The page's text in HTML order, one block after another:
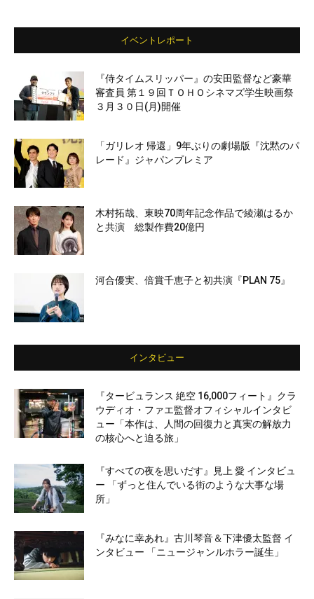
イベントレポート
『侍タイムスリッパー』の安田監督など豪華
審査員 第１９回ＴＯＨＯシネマズ学生映画祭
３月３０日(月)開催
「ガリレオ 帰還」9年ぶりの劇場版『沈黙のパ
レード』ジャパンプレミア
木村拓哉、東映70周年記念作品で綾瀬はるか
と共演 総製作費20億円
河合優実、倍賞千恵子と初共演『PLAN 75』
インタビュー
『タービュランス 絶空 16,000フィート』クラ
ウディオ・ファエ監督オフィシャルインタビ
ュー「本作は、人間の回復力と真実の解放力
の核心へと迫る旅」
『すべての夜を思いだす』見上 愛 インタビュ
ー 「ずっと住んでいる街のような大事な場
所」
『みなに幸あれ』古川琴音＆下津優太監督 イ
ンタビュー 「ニュージャンルホラー誕生」